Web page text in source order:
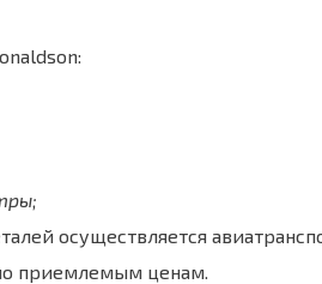
осуществляется
приемлемым ценам.